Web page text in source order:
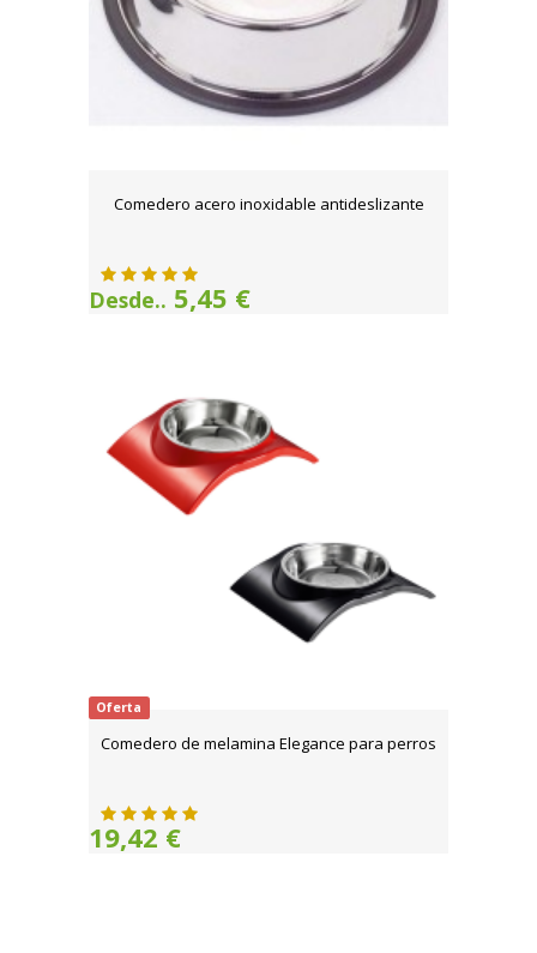
Comedero acero inoxidable antideslizante
Desde.. 5,45 €
Oferta
Comedero de melamina Elegance para perros
19,42 €